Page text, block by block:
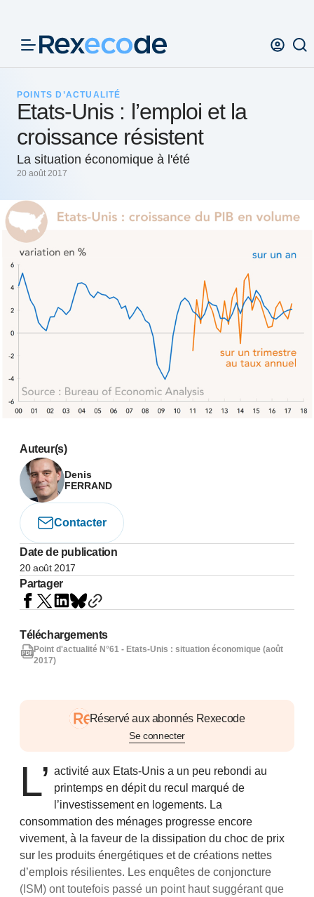
POINTS D’ACTUALITÉ
Etats-Unis : l’emploi et la
croissance résistent
La situation économique à l'été
20 août 2017
Auteur(s)
Denis
FERRAND
Contacter
Date de publication
20 août 2017
Partager
Réservé aux abonnés Rexecode
Se connecter
L’ activité aux Etats-Unis a un peu rebondi au
printemps en dépit du recul marqué de
l’investissement en logements. La
consommation des ménages progresse encore
vivement, à la faveur de la dissipation du choc de prix
sur les produits énergétiques et de créations nettes
d’emplois résilientes. Les enquêtes de conjoncture
(ISM) ont toutefois passé un point haut suggérant que
Téléchargements
Point d'actualité N°61 - Etats-Unis : situation économique (août
2017)